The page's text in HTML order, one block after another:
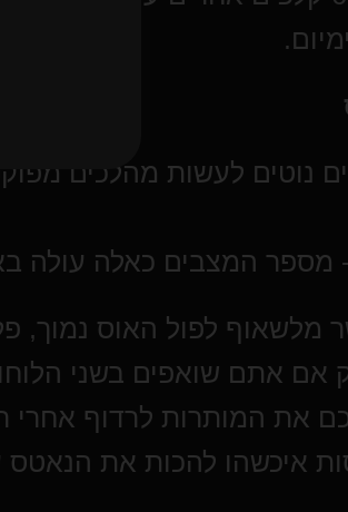
מלשאוף לפול האוס נמוך,
אם אתם שואפים בשני
את המותרות לרדוף אחרי
איכשהו להכות את הנאטס